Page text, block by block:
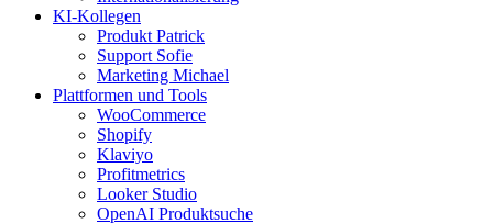
KI-Kollegen
Produkt Patrick
Support Sofie
Marketing Michael
Plattformen und Tools
WooCommerce
Shopify
Klaviyo
Profitmetrics
Looker Studio
OpenAI Produktsuche